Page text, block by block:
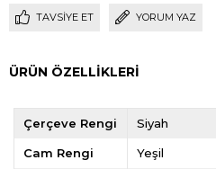
TAVSIYE ET YORUM YAZ
ÜRÜN ÖZELLIKLERI
Çerçeve Rengi Siyah
Cam Rengi Yeşil